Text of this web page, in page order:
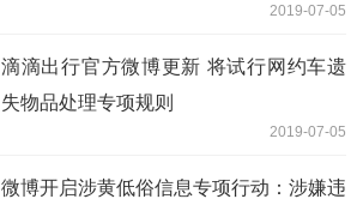
2019-07-05
滴滴出行官方微博更新 将试行网约车遗
失物品处理专项规则
2019-07-05
微博开启涉黄低俗信息专项行动：涉嫌违